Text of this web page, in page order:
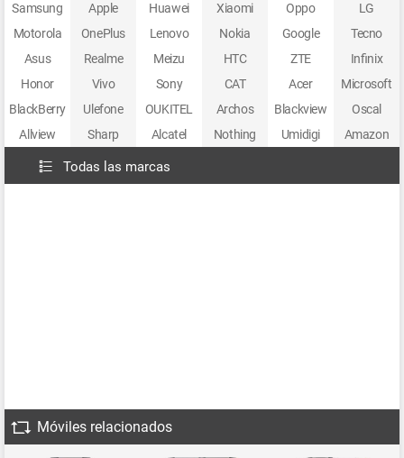
Samsung Apple Huawei Xiaomi Oppo
LG
Motorola
OnePlus Lenovo Nokia Google
Tecno
Asus
Realme Meizu HTC ZTE
Infinix
Honor
Vivo Sony CAT Acer
Microsoft
BlackBerry
Ulefone OUKITEL Archos Blackview
Oscal
Allview
Sharp Alcatel Nothing Umidigi Amazon
Todas las marcas
Móviles relacionados